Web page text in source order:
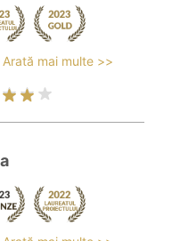
Arată mai multe >>